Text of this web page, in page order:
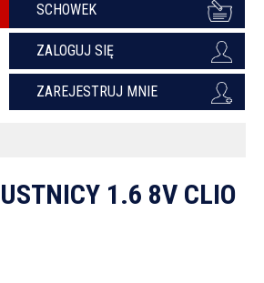
SCHOWEK
ZALOGUJ SIĘ
ZAREJESTRUJ MNIE
1.6 8V CLIO